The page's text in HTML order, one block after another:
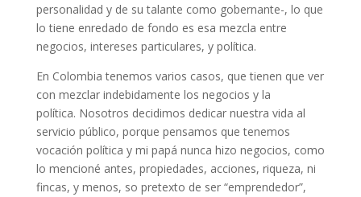
personalidad y de su talante como gobernante-, lo que
lo tiene enredado de fondo es esa mezcla entre
negocios, intereses particulares, y política.
En Colombia tenemos varios casos, que tienen que ver
con mezclar indebidamente los negocios y la
política. Nosotros decidimos dedicar nuestra vida al
servicio público, porque pensamos que tenemos
vocación política y mi papá nunca hizo negocios, como
lo mencioné antes, propiedades, acciones, riqueza, ni
fincas, y menos, so pretexto de ser “emprendedor”,